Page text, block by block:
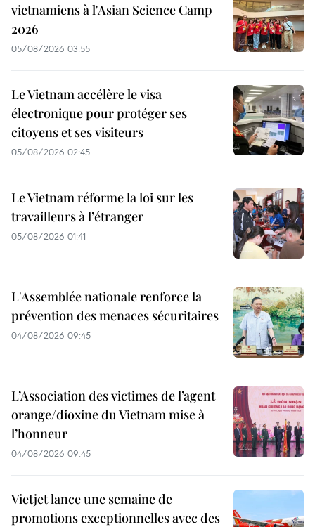
vietnamiens à l'Asian Science Camp
2026
05/08/2026 03:55
Le Vietnam accélère le visa
électronique pour protéger ses
citoyens et ses visiteurs
05/08/2026 02:45
Le Vietnam réforme la loi sur les
travailleurs à l’étranger
05/08/2026 01:41
L'Assemblée nationale renforce la
prévention des menaces sécuritaires
04/08/2026 09:45
L’Association des victimes de l’agent
orange/dioxine du Vietnam mise à
l’honneur
04/08/2026 09:45
Vietjet lance une semaine de
promotions exceptionnelles avec des